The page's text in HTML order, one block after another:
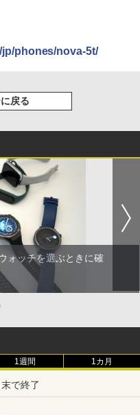
phones/nova-5t/
戻る
ォッチを選ぶときに確
1週間 1カ月
で終了